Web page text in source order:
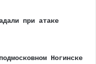
при атаке
Ногинске